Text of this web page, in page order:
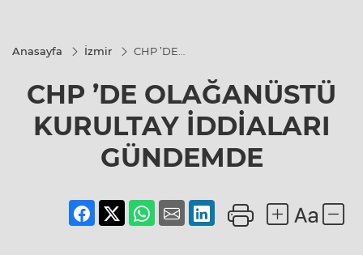
Anasayfa İzmir
CHP ’DE
İDDİALARI
GÜNDEMDE
CHP ’DE OLAĞANÜSTÜ
KURULTAY İDDİALARI
GÜNDEMDE